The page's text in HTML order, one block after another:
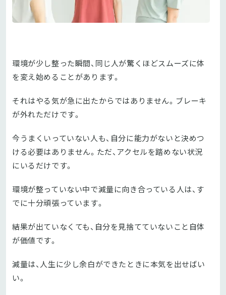
環境が少し整った瞬間、同じ人が驚くほどスムーズに体
を変え始めることがあります。
それはやる気が急に出たからではありません。ブレーキ
が外れただけです。
今うまくいっていない人も、自分に能力がないと決めつ
ける必要はありません。ただ、アクセルを踏めない状況
にいるだけです。
環境が整っていない中で減量に向き合っている人は、す
でに十分頑張っています。
結果が出ていなくても、自分を見捨てていないこと自体
が価値です。
減量は、人生に少し余白ができたときに本気を出せばい
い。